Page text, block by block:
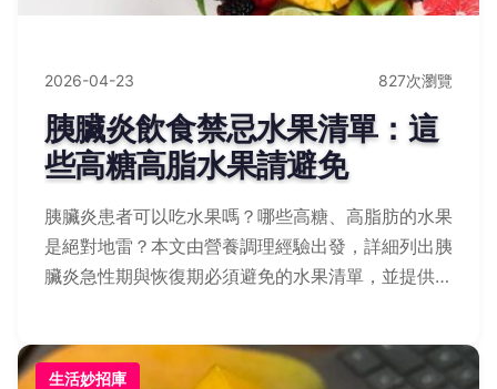
2026-04-23 827次瀏覽
胰臟炎飲食禁忌水果清單：這
些高糖高脂水果請避免
胰臟炎患者可以吃水果嗎？哪些高糖、高脂肪的水果
是絕對地雷？本文由營養調理經驗出發，詳細列出胰
臟炎急性期與恢復期必須避免的水果清單，並提供安
生活妙招庫